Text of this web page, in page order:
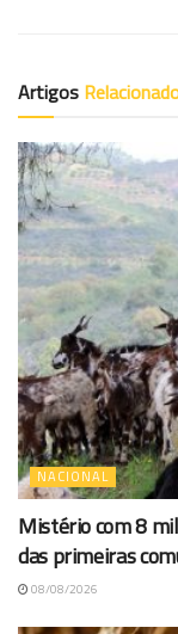
Artigos
NACIONAL
Mistério com 8
das primeiras
08/08/2026